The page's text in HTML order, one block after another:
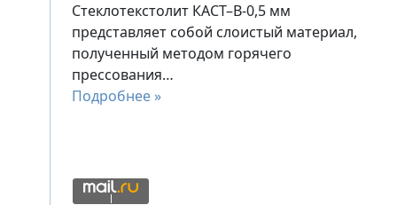
Стеклотекстолит КАСТ–В-0,5 мм
представляет собой слоистый материал,
полученный методом горячего
прессования…
Подробнее »